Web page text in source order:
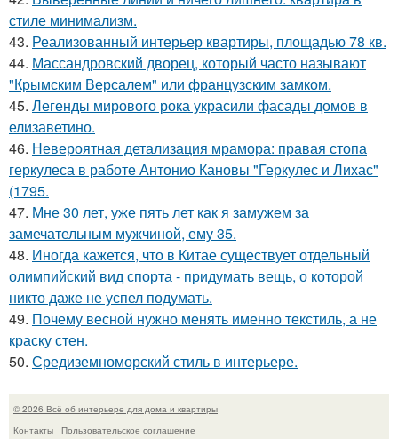
стиле минимализм.
43. Реализованный интерьер квартиры, площадью 78 кв.
44. Массандровский дворец, который часто называют
"Крымским Версалем" или французским замком.
45. Легенды мирового рока украсили фасады домов в
елизаветино.
46. Невероятная детализация мрамора: правая стопа
геркулеса в работе Антонио Кановы "Геркулес и Лихас"
(1795.
47. Мне 30 лет, уже пять лет как я замужем за
замечательным мужчиной, ему 35.
48. Иногда кажется, что в Китае существует отдельный
олимпийский вид спорта - придумать вещь, о которой
никто даже не успел подумать.
49. Почему весной нужно менять именно текстиль, а не
краску стен.
50. Средиземноморский стиль в интерьере.
© 2026 Всё об интерьере для дома и квартиры
Контакты
Пользовательское соглашение